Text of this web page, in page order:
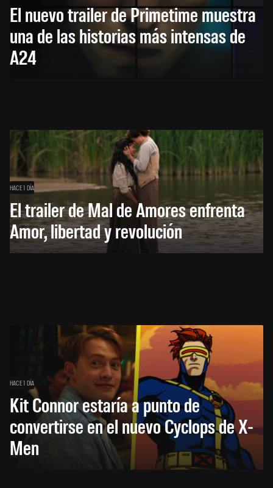
El nuevo trailer de Primetime muestra
una de las historias más intensas de
A24
HACE 1 DÍA
El trailer de Mal de Amores enfrenta
Amor, libertad y revolución
HACE 1 DÍA
Kit Connor estaría a punto de
convertirse en el nuevo Cyclops de X-
Men